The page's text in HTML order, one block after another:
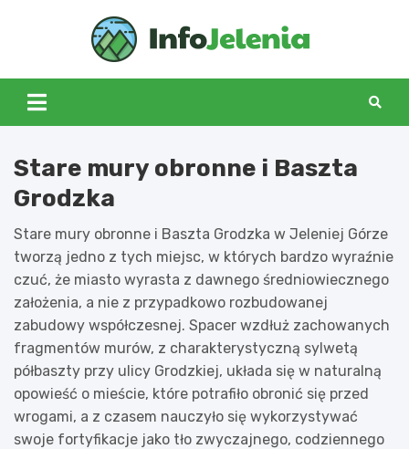
Stare mury obronne i Baszta
Grodzka
Stare mury obronne i Baszta Grodzka w Jeleniej Górze
tworzą jedno z tych miejsc, w których bardzo wyraźnie
czuć, że miasto wyrasta z dawnego średniowiecznego
założenia, a nie z przypadkowo rozbudowanej
zabudowy współczesnej. Spacer wzdłuż zachowanych
fragmentów murów, z charakterystyczną sylwetą
półbaszty przy ulicy Grodzkiej, układa się w naturalną
opowieść o mieście, które potrafiło obronić się przed
wrogami, a z czasem nauczyło się wykorzystywać
swoje fortyfikacje jako tło zwyczajnego, codziennego